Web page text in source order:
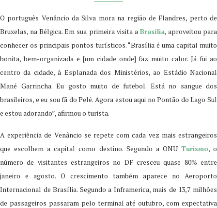
O português Venâncio da Silva mora na região de Flandres, perto de
Bruxelas, na Bélgica. Em sua primeira visita a Brasília, aproveitou para
conhecer os principais pontos turísticos. “Brasília é uma capital muito
bonita, bem-organizada e [um cidade onde] faz muito calor. Já fui ao
centro da cidade, à Esplanada dos Ministérios, ao Estádio Nacional
Mané Garrincha. Eu gosto muito de futebol. Está no sangue dos
brasileiros, e eu sou fã do Pelé. Agora estou aqui no Pontão do Lago Sul
e estou adorando”, afirmou o turista.
A experiência de Venâncio se repete com cada vez mais estrangeiros
que escolhem a capital como destino. Segundo a ONU Turismo, o
número de visitantes estrangeiros no DF cresceu quase 80% entre
janeiro e agosto. O crescimento também aparece no Aeroporto
Internacional de Brasília. Segundo a Inframerica, mais de 13,7 milhões
de passageiros passaram pelo terminal até outubro, com expectativa